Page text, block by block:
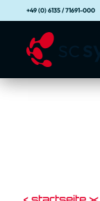
+49 (0) 6135 / 71691-000